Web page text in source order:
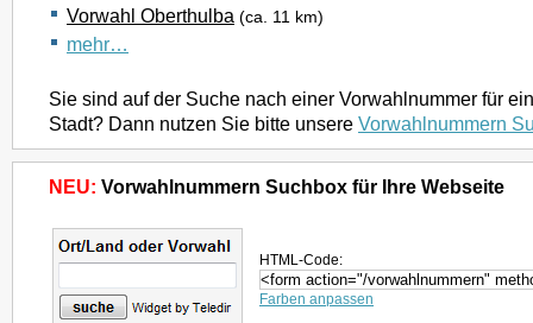
Vorwahl Oberthulba (ca. 11 km)
mehr…
Sie sind auf der Suche nach einer Vorwahlnummer für
Stadt? Dann nutzen Sie bitte unsere Vorwahlnummern
NEU: Vorwahlnummern Suchbox für Ihre Webseite
HTML-Code:
Farben anpassen